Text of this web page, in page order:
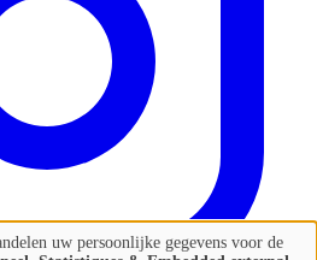
uw persoonlijke gegevens voor de